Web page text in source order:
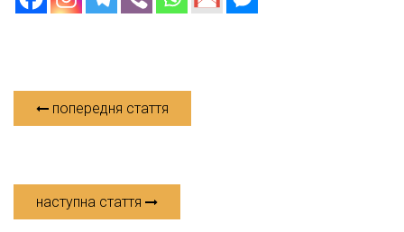
попередня стаття
наступна стаття